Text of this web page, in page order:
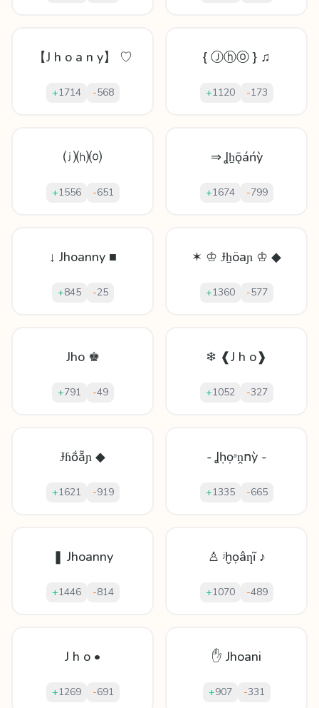
【J h o a n y】 ♡
+1714 -568
{ Ⓙⓗⓞ } ♫
+1120 -173
⒥⒣⒪
+1556 -651
⇒ Ʝẖǭáńỳ
+1674 -799
↓ Jhoanny ■
+845 -25
✶ ♔ Ɉẖöaɲ ♔ ◆
+1360 -577
Jho ♚
+791 -49
❄ ❰J h o❱
+1052 -327
Ɉɦṍẵɲ ◆
+1621 -919
- Ʝḥọᵃṋոỳ -
+1335 -665
❚ Jhoanny
+1446 -814
♙ ʲḫọâƞĩ ♪
+1070 -489
J h o •
+1269 -691
✋ Jhoani
+907 -331